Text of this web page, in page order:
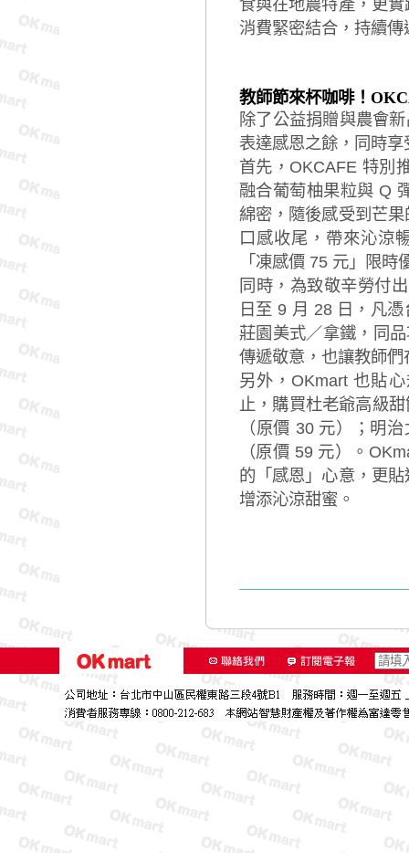
食與在地農特產，更
消費緊密結合，持續
教師節來杯咖啡！
除了公益捐贈與農會
表達感恩之餘，同時
首先，OKCAFE 特別
融合葡萄柚果粒與 Q
綿密，隨後感受到芒
口感收尾，帶來沁涼
「凍感價 75 元」限
同時，為致敬辛勞付
日至 9 月 28 日，凡
莊園美式／拿鐵，同
傳遞敬意，也讓教師
另外，OKmart 也貼
止，購買杜老爺高級
（原價 30 元）；明
（原價 59 元）。
的「感恩」心意，更
增添沁涼甜蜜。